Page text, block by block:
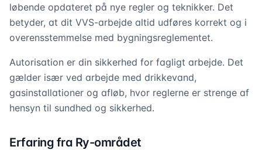
løbende opdateret på nye regler og teknikker. Det
betyder, at dit VVS-arbejde altid udføres korrekt og i
overensstemmelse med bygningsreglementet.
Autorisation er din sikkerhed for fagligt arbejde. Det
gælder især ved arbejde med drikkevand,
gasinstallationer og afløb, hvor reglerne er strenge af
hensyn til sundhed og sikkerhed.
Erfaring fra Ry-området